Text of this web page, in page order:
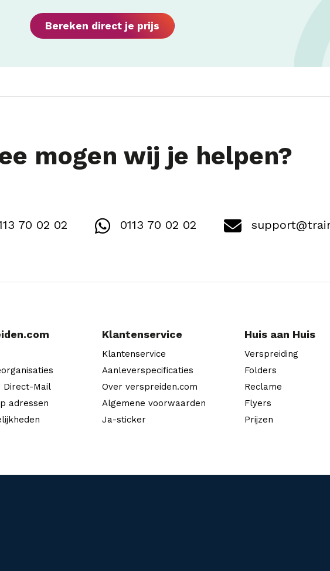
Bereken direct je prijs
mogen wij je helpen?
70 02 02 0113 70 02 02
Direct-Mail
adressen
Klantenservice
Klantenservice
Aanleverspecificaties
Over verspreiden.com
Algemene voorwaarden
Ja-sticker
Huis aan Huis
Verspreiding
Folders
Reclame
Flyers
Prijzen